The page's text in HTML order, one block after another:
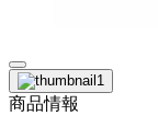
商品情報